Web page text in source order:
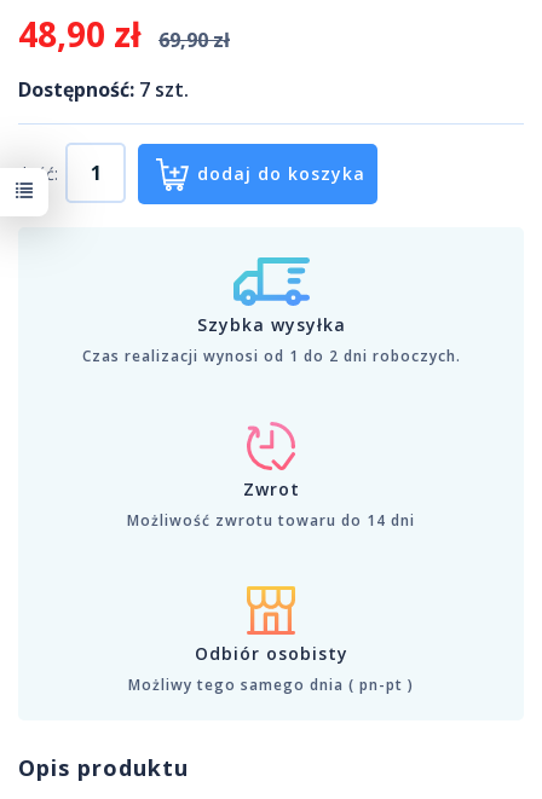
48,90 zł
69,90 zł
Dostępność: 7 szt.
Ilość: dodaj do koszyka
Szybka wysyłka
Czas realizacji wynosi od 1 do 2 dni roboczych.
Zwrot
Możliwość zwrotu towaru do 14 dni
Odbiór osobisty
Możliwy tego samego dnia ( pn-pt )
Opis produktu